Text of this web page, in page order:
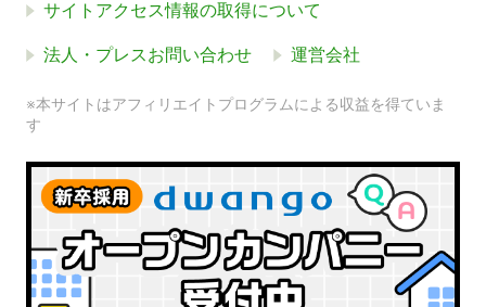
サイトアクセス情報の取得について
法人・プレスお問い合わせ 運営会社
※本サイトはアフィリエイトプログラムによる収益を得ていま
す